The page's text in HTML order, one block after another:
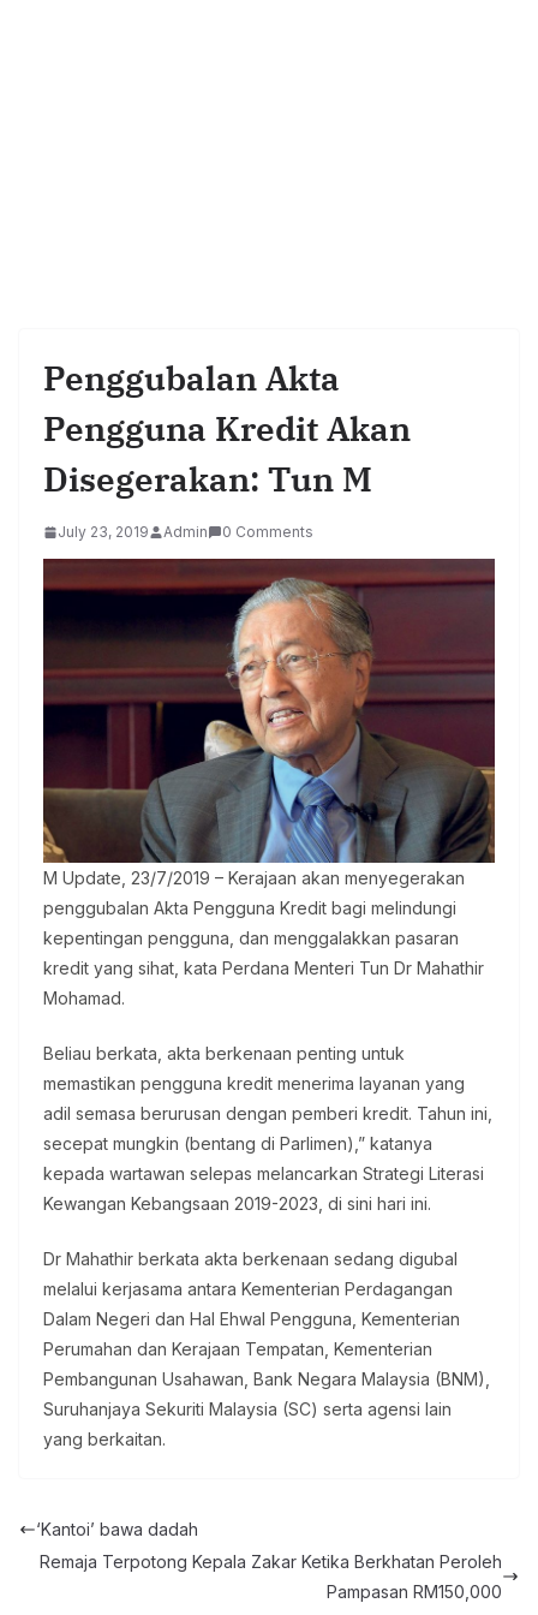
Penggubalan Akta
Pengguna Kredit Akan
Disegerakan: Tun M
July 23, 2019 Admin 0 Comments
M Update, 23/7/2019 – Kerajaan akan menyegerakan
penggubalan Akta Pengguna Kredit bagi melindungi
kepentingan pengguna, dan menggalakkan pasaran
kredit yang sihat, kata Perdana Menteri Tun Dr Mahathir
Mohamad.
Beliau berkata, akta berkenaan penting untuk
memastikan pengguna kredit menerima layanan yang
adil semasa berurusan dengan pemberi kredit. Tahun ini,
secepat mungkin (bentang di Parlimen),” katanya
kepada wartawan selepas melancarkan Strategi Literasi
Kewangan Kebangsaan 2019-2023, di sini hari ini.
Dr Mahathir berkata akta berkenaan sedang digubal
melalui kerjasama antara Kementerian Perdagangan
Dalam Negeri dan Hal Ehwal Pengguna, Kementerian
Perumahan dan Kerajaan Tempatan, Kementerian
Pembangunan Usahawan, Bank Negara Malaysia (BNM),
Suruhanjaya Sekuriti Malaysia (SC) serta agensi lain
yang berkaitan.
‘Kantoi’ bawa dadah
Remaja Terpotong Kepala Zakar Ketika Berkhatan Peroleh
Pampasan RM150,000